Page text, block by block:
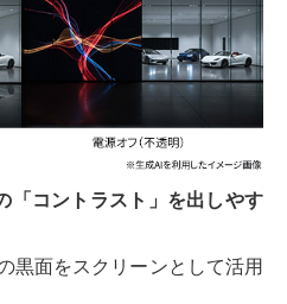
「コントラスト」を出しやす
黒面をスクリーンとして活用